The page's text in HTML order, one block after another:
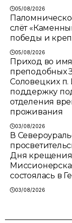
05/08/2026
слёт
победы и
05/08/2026
Приход во
преподобных
Соловецких п.
поддержку
отделения
проживания
03/08/2026
В
Дня крещения
состоялась в
03/08/2026